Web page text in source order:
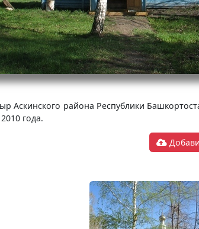
Аскинского района Республики
года.